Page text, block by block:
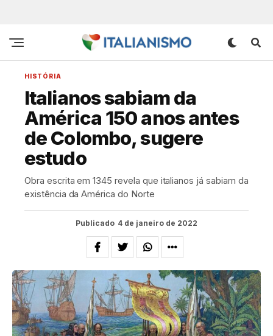
HISTÓRIA
Italianos sabiam da
América 150 anos antes
de Colombo, sugere
estudo
Obra escrita em 1345 revela que italianos já sabiam da
existência da América do Norte
Publicado 4 de janeiro de 2022